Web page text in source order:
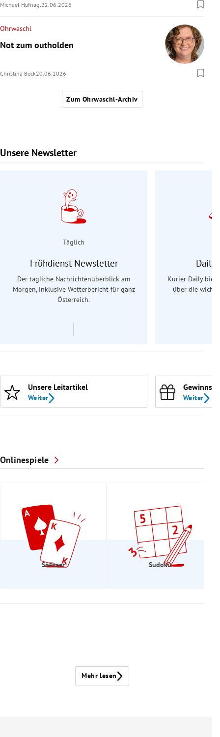
Michael Hufnagl 22.06.2026
Ohrwaschl
Not zum outholden
Christina Böck20.06.2026
Zum Ohrwaschl-Archiv
Unsere Newsletter
Slide 1 von 9
Täglich
Frühdienst Newsletter
Der tägliche Nachrichtenüberblick am
Morgen, inklusive Wetterbericht für ganz
Österreich.
Daily
Kurier Daily
über die
Unsere Leitartikel
Weiter Weiter
Onlinespiele
Solitaer Sudoku
Mehr lesen